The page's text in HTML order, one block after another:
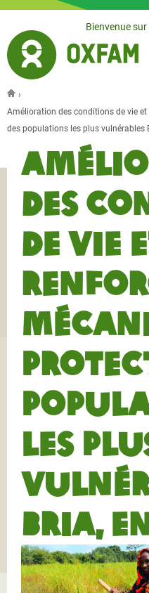
Jump to navigationBienvenue sur
Vous êtes ici
›
Amélioration des conditions de vie
des populations les plus vulnérables
des
de vie
les
Bria,